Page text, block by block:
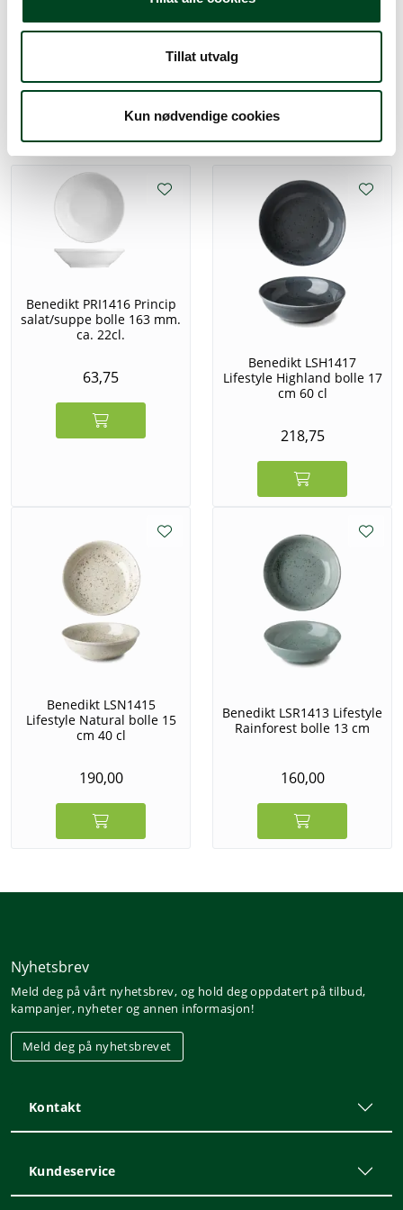
Tillat utvalg
Kun nødvendige cookies
Alternative produkter
Benedikt PRI1416 Princip
salat/suppe bolle 163 mm.
ca. 22cl.
63,75
Benedikt LSH1417
Lifestyle Highland bolle 17
cm 60 cl
218,75
Benedikt LSN1415
Lifestyle Natural bolle 15
cm 40 cl
190,00
Benedikt LSR1413 Lifestyle
Rainforest bolle 13 cm
160,00
Nyhetsbrev
Meld deg på vårt nyhetsbrev, og hold deg oppdatert på tilbud,
kampanjer, nyheter og annen informasjon!
Meld deg på nyhetsbrevet
Kontakt
Kundeservice